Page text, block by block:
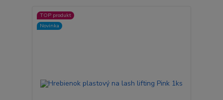
TOP produkt
Novinka